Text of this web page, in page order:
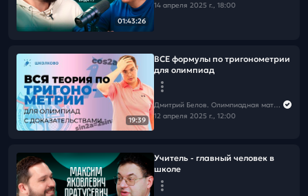
01:43:26
14 апреля 2025 г., 18:00
19:39
ВСЕ формулы по тригонометрии
для олимпиад
Дмитрий Белов. Олимпиадная математика в Школково
12 апреля 2025 г., 12:00
Учитель - главный человек в
школе